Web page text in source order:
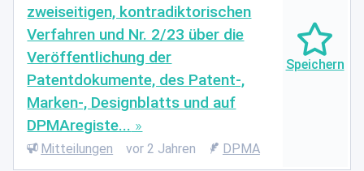
zweiseitigen, kontradiktorischen
Verfahren und Nr. 2/23 über die
Veröffentlichung der
Patentdokumente, des Patent-,
Marken-, Designblatts und auf
DPMAregiste...
Mitteilungen vor 2 Jahren DPMA